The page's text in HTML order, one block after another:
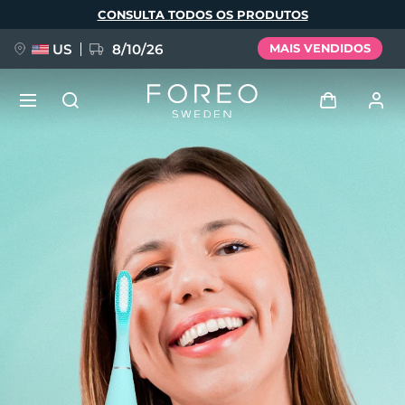
principal
CONSULTA TODOS OS PRODUTOS
US 8/10/26 MAIS VENDIDOS
Perfil de usuário
Meus aparelhos
Meus pedidos
Meus endereços
As minhas subscrições
NOVIDADE
FAQ™ Pure Beauty-Tech Elixir
BREAKING NEWS
issa™ Teeth Whitening Set
Deutsch
Español
Français
Italiano
Português
Svenska
Русский
简体中文 繁體中文